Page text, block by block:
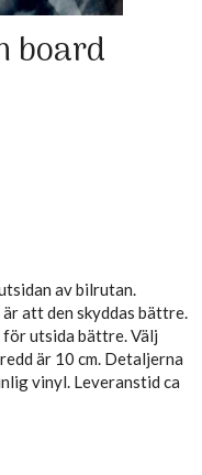
board
av bilrutan.
är att den skyddas bättre.
för utsida bättre. Välj
är 10 cm. Detaljerna
vinyl. Leveranstid ca